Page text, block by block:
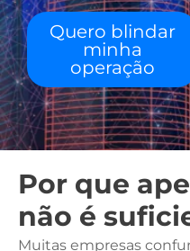
Quero blindar
minha
operação
Por que
não é
Muitas empresas